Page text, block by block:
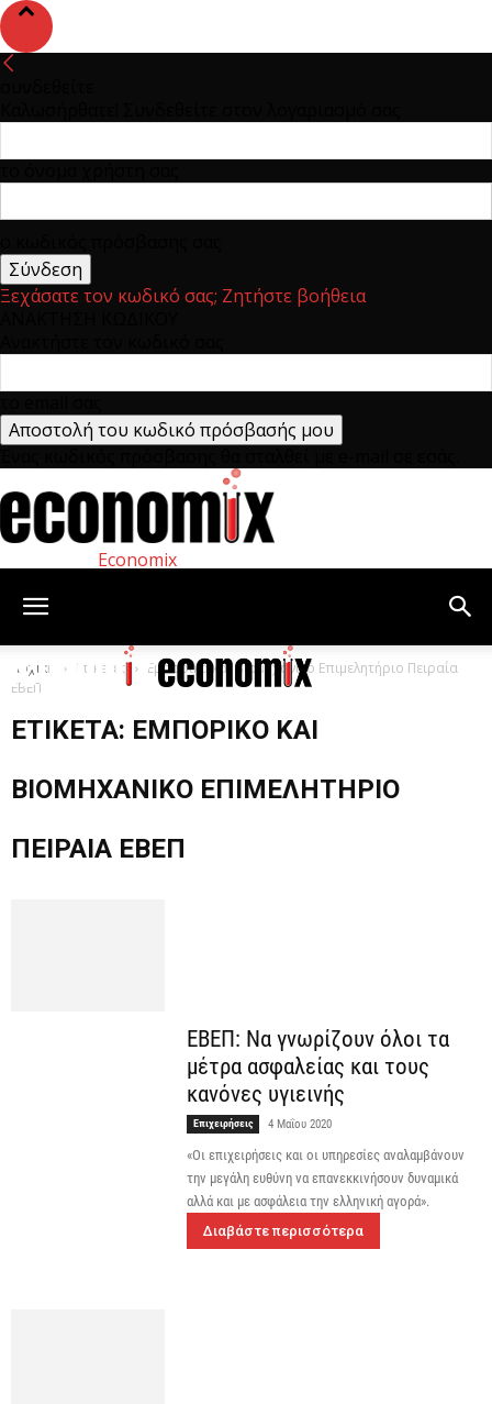
Ξεχάσατε τον κωδικό σας; Ζητήστε βοήθεια
Economix
Αρχική Ετικέτες
Εμπορικό και Βιομηχανικό Επιμελητήριο Πειραία
ΕΒΕΠ
ΕΤΙΚΈΤΑ: ΕΜΠΟΡΙΚΌ ΚΑΙ
ΒΙΟΜΗΧΑΝΙΚΌ ΕΠΙΜΕΛΗΤΉΡΙΟ
ΠΕΙΡΑΊΑ ΕΒΕΠ
ΕΒΕΠ: Να γνωρίζουν όλοι τα
μέτρα ασφαλείας και τους
κανόνες υγιεινής
Επιχειρήσεις 4 Μαΐου 2020
«Οι επιχειρήσεις και οι υπηρεσίες αναλαμβάνουν
την μεγάλη ευθύνη να επανεκκινήσουν δυναμικά
αλλά και με ασφάλεια την ελληνική αγορά».
Διαβάστε περισσότερα